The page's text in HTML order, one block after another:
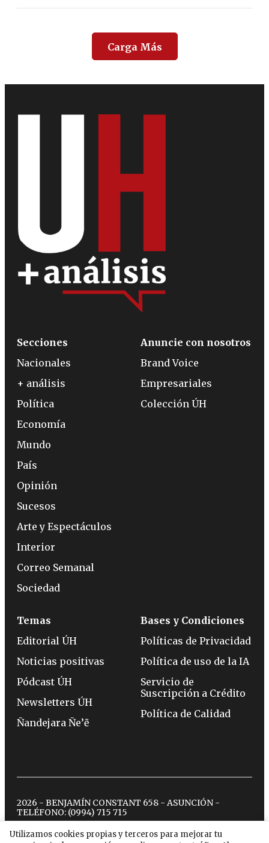
Carga Más
Utilizamos cookies propias y terceros para mejorar tu
Secciones
Nacionales
+ análisis
Política
Economía
Mundo
País
Opinión
Sucesos
Arte y Espectáculos
Interior
Correo Semanal
Sociedad
Anuncie con nosotros
Brand Voice
Empresariales
Colección ÚH
Temas
Editorial ÚH
Noticias positivas
Pódcast ÚH
Newsletters ÚH
Ñandejara Ñe’ẽ
Bases y Condiciones
Políticas de Privacidad
Política de uso de la IA
Servicio de
Suscripción a Crédito
Política de Calidad
2026 - BENJAMÍN CONSTANT 658 - ASUNCIÓN -
TELÉFONO: (0994) 715 715